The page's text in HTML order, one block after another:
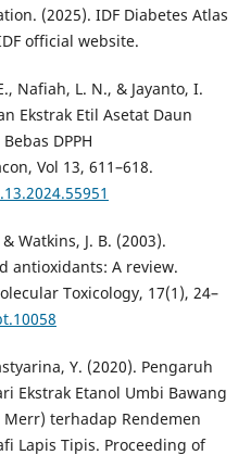
(2025). IDF Diabetes Atlas
official website.
Nafiah, L. N., & Jayanto, I.
Ekstrak Etil Asetat Daun
DPPH
Vol 13, 611–618.
Watkins, J. B. (2003).
antioxidants: A review.
Toxicology, 17(1), 24–
Y. (2020). Pengaruh
Ekstrak Etanol Umbi Bawang
terhadap Rendemen
Lapis Tipis. Proceeding of